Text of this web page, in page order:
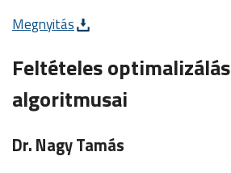
Megnyitás
Feltételes optimalizálás
algoritmusai
Dr. Nagy Tamás